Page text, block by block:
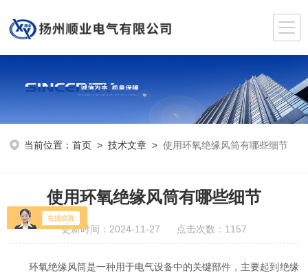
当前位置：首页 >技术文章 >使用环氧绝缘风筒有哪些细节
使用环氧绝缘风筒有哪些细节
更新时间：2024-11-27 点击次数：1157
环氧绝缘风筒是一种用于电气设备中的关键部件，主要起到绝缘